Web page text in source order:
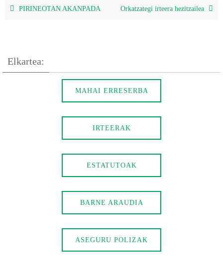
PIRINEOTAN AKANPADA Orkatzategi irteera hezitzailea
Elkartea:
MAHAI ERRESERBA
IRTEERAK
ESTATUTOAK
BARNE ARAUDIA
ASEGURU POLIZAK